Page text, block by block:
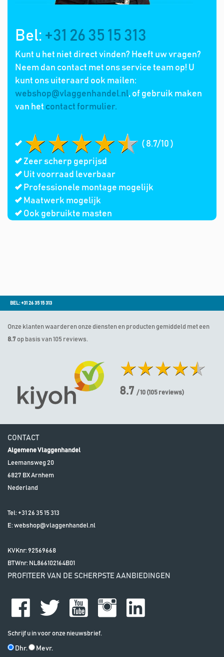
Bel: +31 26 35 15 313
Kunt u het niet direct vinden? Heeft uw vragen?
Neem dan contact met ons service team op! U
kunt ons uiteraard ook mailen:
webshop@vlaggenhandel.nl, of gebruik maken
van het contact formulier.
( 8.7/10 )
Zeer scherp geprijsd
Uit voorraad leverbaar
Professionele montage mogelijk
Maatwerk mogelijk
Ook gebruikte masten
BEL: +31 26 35 15 313
Onze klanten waarderen onze diensten en producten gemiddeld met een
8.7 op basis van 105 reviews.
8.7 / 10 (105 reviews)
CONTACT
Algemene Vlaggenhandel
Leemansweg 20
6827 BXArnhem
Nederland
Tel: +31 26 35 15 313
E:webshop@vlaggenhandel.nl
KVKnr: 92569668
BTWnr: NL866102164B01
PROFITEER VAN DE SCHERPSTE AANBIEDINGEN
Schrijf u in voor onze nieuwsbrief.
Dhr. Mevr.